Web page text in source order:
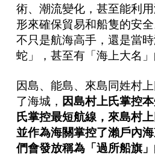
術、潮流變化，甚至能利
形來確保貿易和船隻的安
不只是航海高手，還是當
蛇」，甚至有「海上大名」
因島、能島、來島同姓村
了海城， 因島村上氏掌控
氏掌控最短航線，來島村
並作為海關掌控了瀨戶內
們會發放稱為「過所船旗